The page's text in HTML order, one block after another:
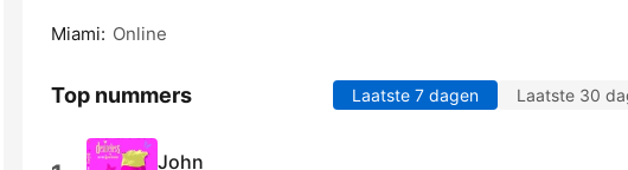
Miami: Online
Top nummers Laatste 7 dagen Laatste 30
John